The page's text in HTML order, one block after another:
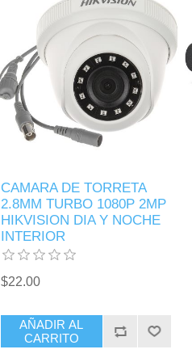
CAMARA DE TORRETA
2.8MM TURBO 1080P 2MP
HIKVISION DIA Y NOCHE
INTERIOR
$22.00
AÑADIR AL
CARRITO